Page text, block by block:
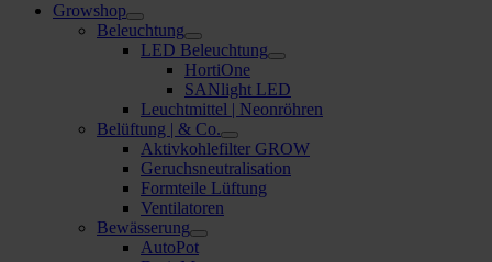
Growshop
Beleuchtung
LED Beleuchtung
HortiOne
SANlight LED
Leuchtmittel | Neonröhren
Belüftung | & Co.
Aktivkohlefilter GROW
Geruchsneutralisation
Formteile Lüftung
Ventilatoren
Bewässerung
AutoPot